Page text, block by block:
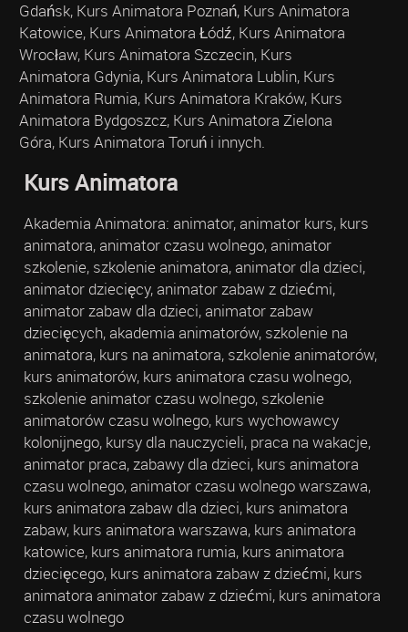
Gdańsk, Kurs Animatora Poznań, Kurs Animatora
Katowice, Kurs Animatora Łódź, Kurs Animatora
Wrocław, Kurs Animatora Szczecin, Kurs
Animatora Gdynia, Kurs Animatora Lublin, Kurs
Animatora Rumia, Kurs Animatora Kraków, Kurs
Animatora Bydgoszcz, Kurs Animatora Zielona
Góra, Kurs Animatora Toruń i innych.
Kurs Animatora
Akademia Animatora: animator, animator kurs, kurs
animatora, animator czasu wolnego, animator
szkolenie, szkolenie animatora, animator dla dzieci,
animator dziecięcy, animator zabaw z dziećmi,
animator zabaw dla dzieci, animator zabaw
dziecięcych, akademia animatorów, szkolenie na
animatora, kurs na animatora, szkolenie animatorów,
kurs animatorów, kurs animatora czasu wolnego,
szkolenie animator czasu wolnego, szkolenie
animatorów czasu wolnego, kurs wychowawcy
kolonijnego, kursy dla nauczycieli, praca na wakacje,
animator praca, zabawy dla dzieci, kurs animatora
czasu wolnego, animator czasu wolnego warszawa,
kurs animatora zabaw dla dzieci, kurs animatora
zabaw, kurs animatora warszawa, kurs animatora
katowice, kurs animatora rumia, kurs animatora
dziecięcego, kurs animatora zabaw z dziećmi, kurs
animatora animator zabaw z dziećmi, kurs animatora
czasu wolnego